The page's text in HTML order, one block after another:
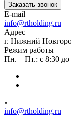
Заказать звонок
E-mail
info@rtholding.ru
Адрес
г. Нижний
Режим работы
Пн. – Пт.: с 8:30 до
info@rtholding.ru